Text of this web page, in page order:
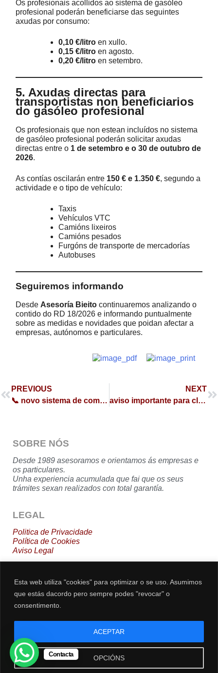
Esta web utiliza "cookies" para optimizar o se uso. Asumimos
que estás dacordo pero sempre podes "revocar" o
consentimento.
OPCIÓNS
ACEPTAR
Os profesionais acollidos ao sistema de gasóleo
profesional poderán beneficiarse das seguintes
axudas por consumo:
0,10 €/litro en xullo.
0,15 €/litro en agosto.
0,20 €/litro en setembro.
5. Axudas directas para
transportistas non beneficiarios
do gasóleo profesional
Os profesionais que non estean incluídos no sistema
de gasóleo profesional poderán solicitar axudas
directas entre o 1 de setembro e o 30 de outubro de
2026.
As contías oscilarán entre 150 € e 1.350 €, segundo a
actividade e o tipo de vehículo:
Taxis
Vehículos VTC
Camións lixeiros
Camións pesados
Furgóns de transporte de mercadorías
Autobuses
Seguiremos informando
Desde Asesoría Bieito continuaremos analizando o
contido do RD 18/2026 e informando puntualmente
sobre as medidas e novidades que poidan afectar a
empresas, autónomos e particulares.
PREVIOUS
📞 novo sistema de comunicación telefónica
NEXT
aviso importante para clientes societarios
SOBRE NÓS
Desde 1989 asesoramos e orientamos ás empresas e
os particulares.
Unha experiencia acumulada que fai que os seus
trámites sexan realizados con total garantía.
LEGAL
Politica de Privacidade
Política de Cookies
Aviso Legal
DESCARGAS
Nóminasdos Traballadores via Email
Alta Traballadores en Dias Inhábiles
CONTACTO
Contacta